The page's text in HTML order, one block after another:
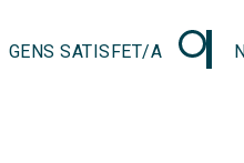
GENS SATISFET/A